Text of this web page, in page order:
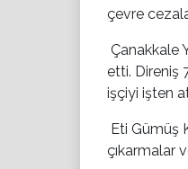
çevre
Çanakkale
etti. Direniş
işçiyi işten
Eti Gümüş
çıkarmalar